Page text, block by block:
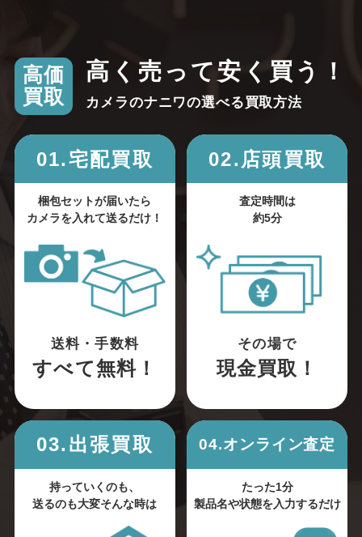
高価
買取
高く売って安く買う！
カメラのナニワの選べる買取方法
01.宅配買取
梱包セットが届いたら
カメラを入れて送るだけ！
送料・手数料
すべて無料！
02.店頭買取
査定時間は
約5分
その場で
現金買取！
03.出張買取
持っていくのも、
送るのも大変そんな時は
04.オンライン査定
たった1分
製品名や状態を入力するだけ